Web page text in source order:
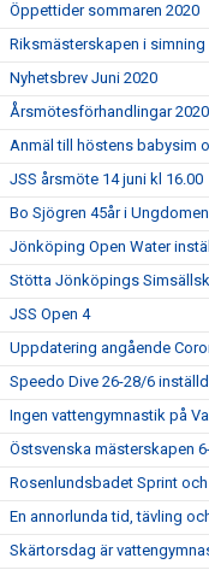
Öppettider sommaren 2020
Riksmästerskapen i simning
Nyhetsbrev Juni 2020
Årsmötesförhandlingar 2020
Anmäl till höstens babysim
JSS årsmöte 14 juni kl 16.00
Bo Sjögren 45år i
Jönköping Open Water
Stötta Jönköpings
JSS Open 4
Uppdatering angående
Speedo Dive 26-28/6
Ingen vattengymnastik på
Östsvenska mästerskapen
Rosenlundsbadet Sprint
En annorlunda tid, tävling
Skärtorsdag är